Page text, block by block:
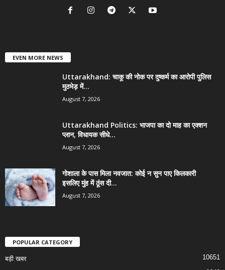
EVEN MORE NEWS
Uttarakhand: चाकू की नोक पर दुष्कर्म का आरोपी पुलिस
मुठभेड़ में...
August 7, 2026
Uttarakhand Politics: भाजपा का दो माह का एक्शन
प्लान, विधायक सीधे...
August 7, 2026
गोशाला के पास मिला नवजात: कोई न सुन पाए किलकारी
इसलिए मुंह में ठूंस दी...
August 7, 2026
POPULAR CATEGORY
बड़ी खबर 10651